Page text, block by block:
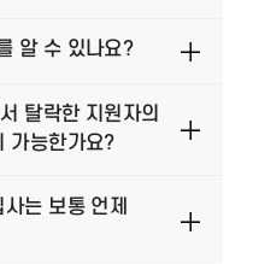
알 수 있나요?
탈락한 지원자의
가능한가요?
는 보통 언제